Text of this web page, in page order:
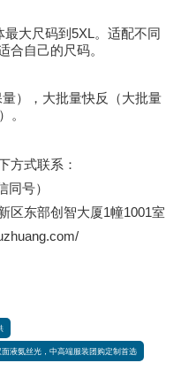
最大尺码到 5XL。适配不同
合自己的尺码。
），大批量快反（大批量
。
方式联系：
同号）
区东部创智大厦1幢1001室
液氨丝光，中高端服装团购定制首选